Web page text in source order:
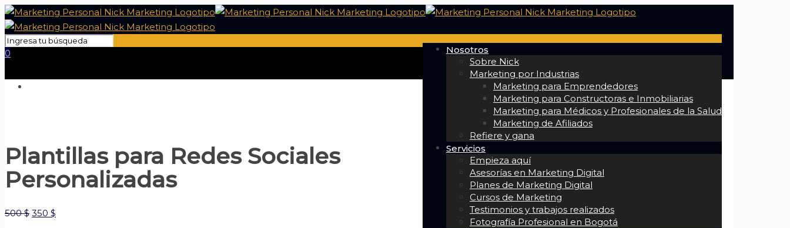
Nosotros
Sobre Nick
Marketing por Industrias
Marketing para Emprendedores
Marketing para Constructoras e Inmobiliarias
Marketing para Médicos y Profesionales de la Salud
Marketing de Afiliados
Refiere y gana
Servicios
Empieza aquí
Asesorías en Marketing Digital
Planes de Marketing Digital
Cursos de Marketing
Testimonios y trabajos realizados
Fotografía Profesional en Bogotá
0
Plantillas para Redes Sociales
Personalizadas
500$ 350 $